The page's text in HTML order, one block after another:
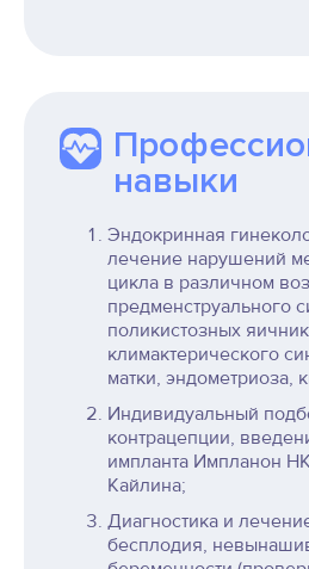
навыки
Эндокринная
лечение нарушений
цикла в различном
предменструального
поликистозных
климактерического
матки, эндометриоза,
Индивидуальный
контрацепции,
импланта Импланон
Кайлина;
Диагностика и
бесплодия,